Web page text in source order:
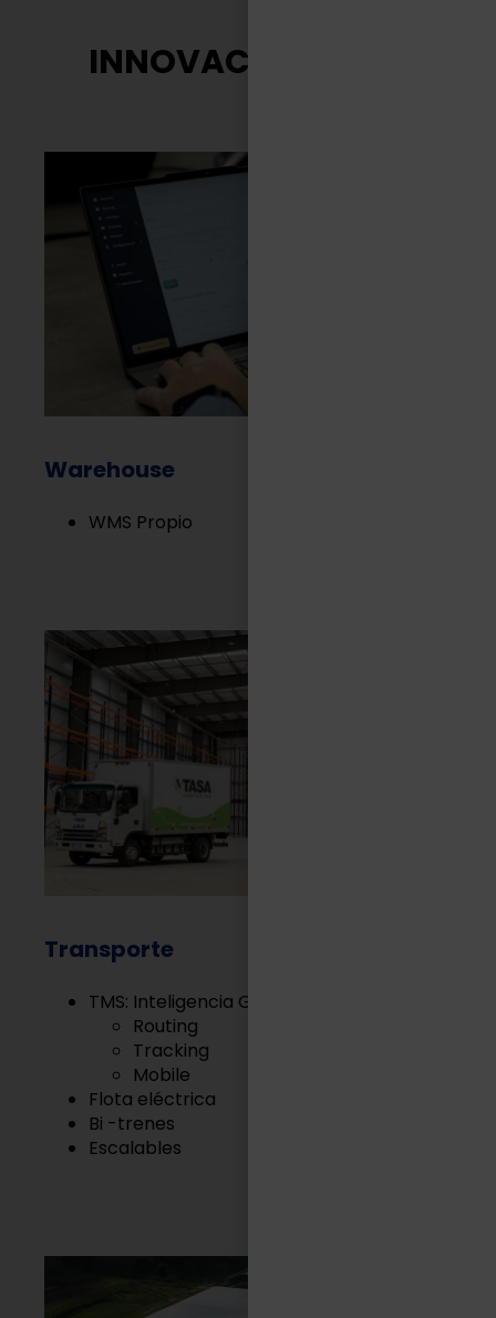
INNOVACIÓN TASA
Warehouse
WMS Propio
Transporte
TMS: Inteligencia Geográfica
Routing
Tracking
Mobile
Flota eléctrica
Bi -trenes
Escalables